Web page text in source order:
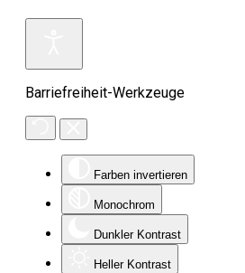
Barriefreiheit-Werkzeuge
Farben invertieren
Monochrom
Dunkler Kontrast
Heller Kontrast